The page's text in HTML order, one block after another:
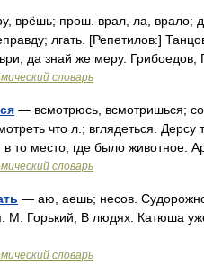
врёшь; прош. врал, ла, врало;
лгать. [Репетилов:]
да знай же меру. Грибоедов,
словарь
— всмотрюсь, всмотришься;
что л.; вглядеться.
в то место, где было животное.
словарь
— аю, аешь; несов. Судорожно
М. Горький, В людях. Катюша
словарь